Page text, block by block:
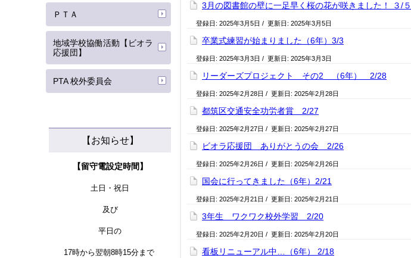
ＰＴＡ
地域学校協働活動【ビオラ
応援団】
PTA 校外委員会
【お知らせ】
【留守電設定時間】
土日・祝日
及び
平日の
17時から翌朝8時15分まで
3月の図書館の壁に一足早く桜の花が咲きました！ ３/５
登録日: 2025年3月5日 / 更新日: 2025年3月5日
卒業式練習が始まりました（6年）3/3
登録日: 2025年3月3日 / 更新日: 2025年3月3日
リーダーズプロジェクト その2 （6年） 2/28
登録日: 2025年2月28日 / 更新日: 2025年2月28日
都筑区交通安全功労者賞 2/27
登録日: 2025年2月27日 / 更新日: 2025年2月27日
ビオラ応援団 ありがとうの会 2/26
登録日: 2025年2月26日 / 更新日: 2025年2月26日
国会に行ってきました（6年）2/21
登録日: 2025年2月21日 / 更新日: 2025年2月21日
3年生 ワクワク校外学習 2/20
登録日: 2025年2月20日 / 更新日: 2025年2月20日
看板リニューアル中…（6年） 2/18